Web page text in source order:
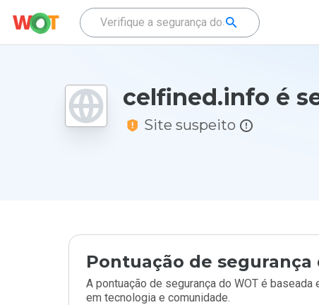
celfined.info é
Site suspeito
Pontuação de segurança
A pontuação de segurança do WOT é
em tecnologia e comunidade.